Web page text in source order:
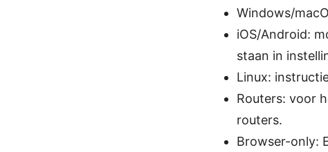
Windows/
iOS/Android:
staan in
Linux:
Routers: voor
routers.
Browser-only: